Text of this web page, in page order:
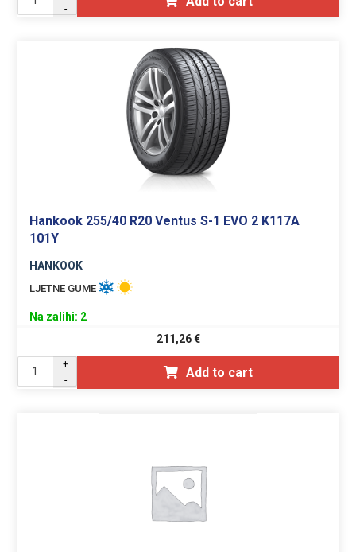
-
Hankook 255/40 R20 Ventus S-1 EVO 2 K117A
101Y
HANKOOK
LJETNE GUME
Na zalihi: 2
211,26€
+
-
Add to cart